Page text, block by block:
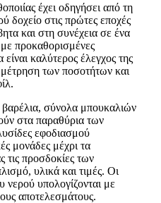
έχει οδηγήσει από τη
δοχείο στις πρώτες εποχές
και στη συνέχεια σε ένα
προκαθορισμένες
καλύτερος έλεγχος της
των ποσοτήτων και
σύνολα μπουκαλιών
στα παραθύρια των
εφοδιασμού
μονάδες μέχρι τα
τις προσδοκίες των
υλικά και τιμές. Οι
υπολογίζονται με
αποτελεσμάτους.